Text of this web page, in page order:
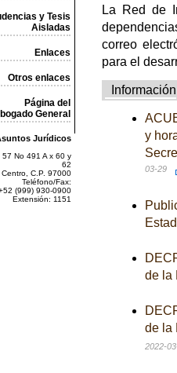
y Tesis
Aisladas
Enlaces
Otros enlaces
Página del
General
Jurídicos
57 No 491 A x 60 y
62
Centro, C.P. 97000
Teléfono/Fax:
(999) 930-0900
Extensión: 1151
La Red de
correo
para el
Información
y
03-29
de la
de la
2022-